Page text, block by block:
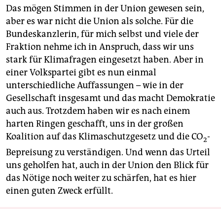
Das mögen Stimmen in der Union gewesen sein,
aber es war nicht die Union als solche. Für die
Bundeskanzlerin, für mich selbst und viele der
Fraktion nehme ich in Anspruch, dass wir uns
stark für Klimafragen eingesetzt haben. Aber in
einer Volkspartei gibt es nun einmal
unterschiedliche Auffassungen – wie in der
Gesellschaft insgesamt und das macht Demokratie
auch aus. Trotzdem haben wir es nach einem
harten Ringen geschafft, uns in der großen
Koalition auf das Klimaschutzgesetz und die CO2-
Bepreisung zu verständigen. Und wenn das Urteil
uns geholfen hat, auch in der Union den Blick für
das Nötige noch weiter zu schärfen, hat es hier
einen guten Zweck erfüllt.